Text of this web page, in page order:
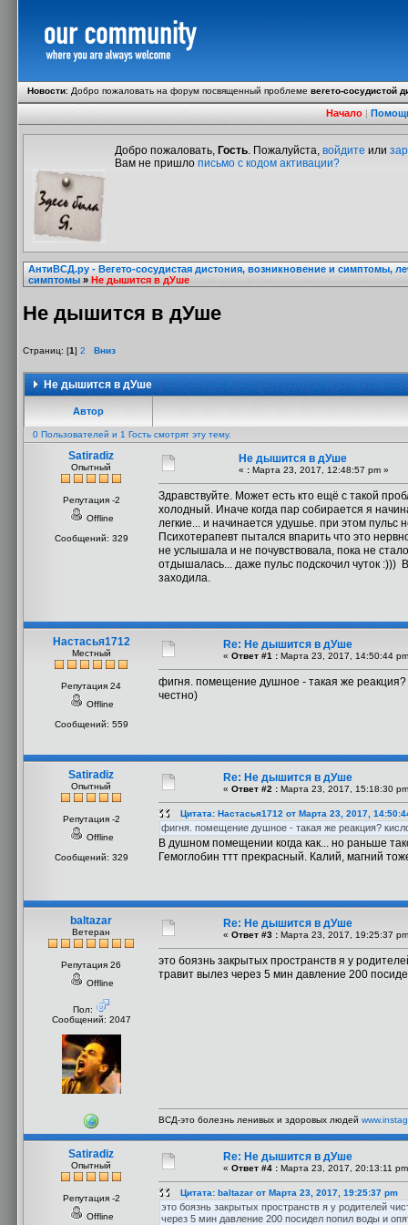
Новости:Добро пожаловать на форум посвященный проблемевегето-сосудистой
Начало|
Добро пожаловать, Гость. Пожалуйста, войдите или
Вам не пришло письмо с кодом активации?
АнтиВСД.ру - Вегето-сосудистая дистония, возникновение и симптомы,
симптомы»Не дышится в дУше
Не дышится в дУше
Страниц: [1] 2 Вниз
Не дышится в дУше
Автор
0 Пользователей и 1 Гость смотрят эту тему.
Satiradiz
Опытный
Репутация -2
Offline
Сообщений: 329
Не дышится в дУше
« : Марта 23, 2017, 12:48:57 pm »
Здравствуйте. Может есть кто ещё с такой
холодный. Иначе когда пар собирается я
легкие... и начинается удушье. при этом
Психотерапевт пытался впарить что это
не услышала и не почувствовала, пока не
отдышалась... даже пульс подскочил чуток
заходила.
Настасья1712
Местный
Репутация 24
Offline
Сообщений: 559
Re: Не дышится в дУше
« Ответ #1 : Марта 23, 2017, 14:50:44
фигня. помещение душное - такая же реакция?
честно)
Satiradiz
Опытный
Репутация -2
Offline
Сообщений: 329
Re: Не дышится в дУше
« Ответ #2 : Марта 23, 2017, 15:18:30
Цитата: Настасья1712 от Марта 23, 2017,
фигня. помещение душное - такая же реакция?
В душном помещении когда как... но раньше
Гемоглобин ттт прекрасный. Калий, магний
baltazar
Ветеран
Репутация 26
Offline
Пол:
Сообщений: 2047
Re: Не дышится в дУше
« Ответ #3 : Марта 23, 2017, 19:25:37
это боязнь закрытых пространств я у
травит вылез через 5 мин давление 200
ВСД-это болезнь ленивых и здоровых людей
Satiradiz
Опытный
Репутация -2
Offline
Re: Не дышится в дУше
« Ответ #4 : Марта 23, 2017, 20:13:11
Цитата: baltazar от Марта 23, 2017, 19:25:37 pm
это боязнь закрытых пространств я у родителей
через 5 мин давление 200 посидел попил воды и